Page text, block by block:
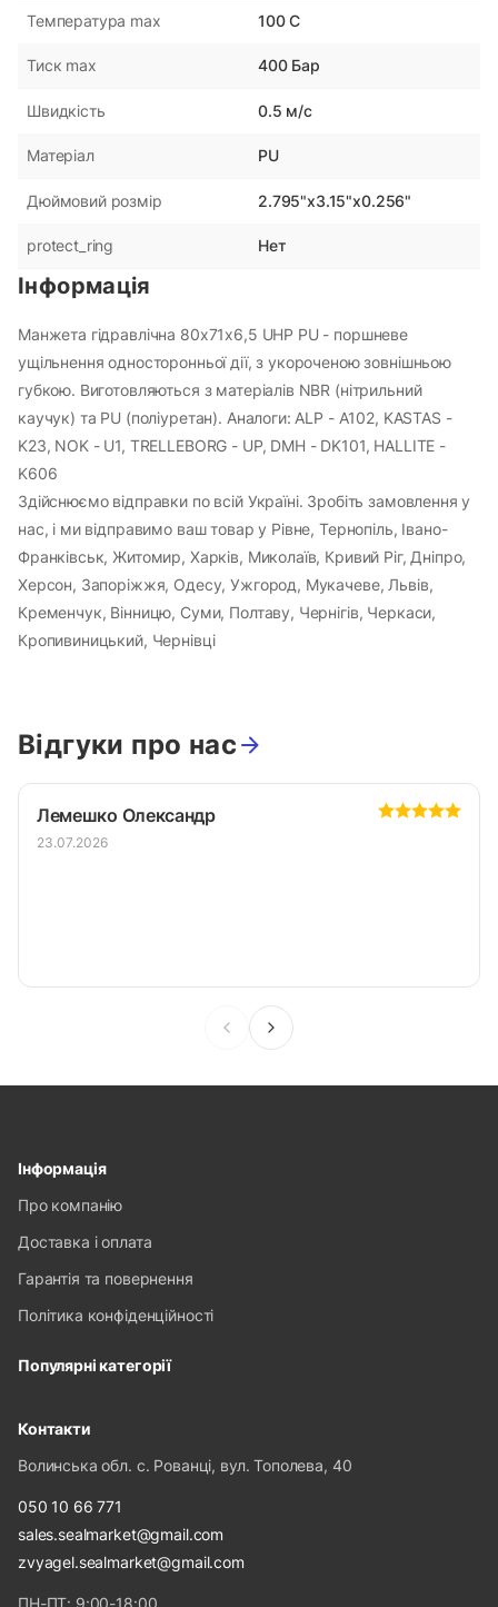
Температура max 100 С
Тиск max 400 Бар
Швидкість 0.5 м/с
Матеріал PU
Дюймовий розмір 2.795"x3.15"x0.256"
protect_ring Нет
Інформація
Манжета гідравлічна 80х71х6,5 UHP PU - поршневе
ущільнення односторонньої дії, з укороченою зовнішньою
губкою. Виготовляються з матеріалів NBR (нітрильний
каучук) та PU (поліуретан). Аналоги: ALP - A102, KASTAS -
K23, NOK - U1, TRELLEBORG - UP, DMH - DK101, HALLITE -
K606
Здійснюємо відправки по всій Україні. Зробіть замовлення у
нас, і ми відправимо ваш товар у Рівне, Тернопіль, Івано-
Франківськ, Житомир, Харків, Миколаїв, Кривий Ріг, Дніпро,
Херсон, Запоріжжя, Одесу, Ужгород, Мукачеве, Львів,
Кременчук, Вінницю, Суми, Полтаву, Чернігів, Черкаси,
Кропивиницький, Чернівці
Відгуки про нас
Лемешко Олександр
23.07.2026
Інформація
Про компанію
Доставка і оплата
Гарантія та повернення
Політика конфіденційності
Популярні категорії
Контакти
Волинська обл. с. Рованці, вул. Тополева, 40
050 10 66 771
sales.sealmarket@gmail.com
zvyagel.sealmarket@gmail.com
ПН-ПТ: 9:00-18:00